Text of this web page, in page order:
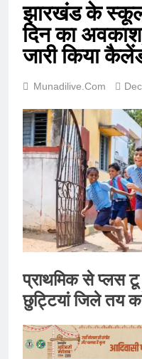
झारखंड के
दिन का
जारी किया
Munadilive.com
प्राथमिक से प्लस
छुट्टियां जिले तय